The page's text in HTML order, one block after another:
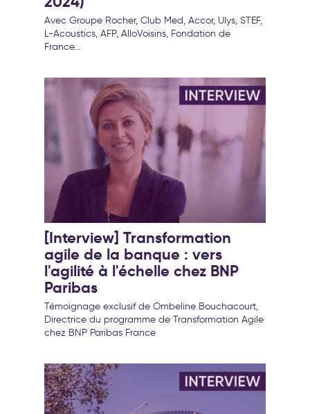
transformation de l’entreprise
Avec Groupe Rocher, Club Med, Accor, Ulys, STEF,
L-Acoustics, AFP, AlloVoisins, Fondation de
France...
[Interview] Transformation
agile de la banque : vers
l'agilité à l'échelle chez BNP
Paribas
Témoignage exclusif de Ombeline Bouchacourt,
Directrice du programme de Transformation Agile
chez BNP Paribas France